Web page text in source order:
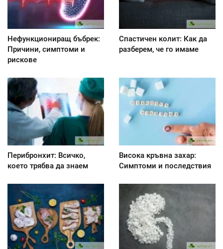
Нефункциониращ бъбрек:
Причини, симптоми и
рискове
Спастичен колит: Как да
разберем, че го имаме
Перибронхит: Всичко,
което трябва да знаем
Висока кръвна захар:
Симптоми и последствия